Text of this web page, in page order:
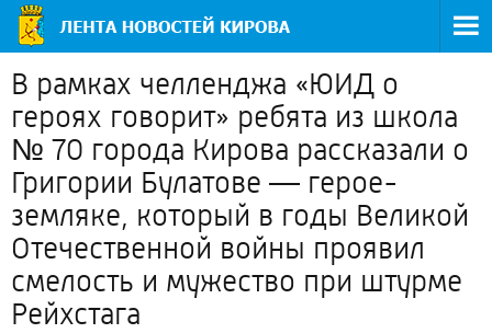
В рамках челленджа «ЮИД о
героях говорит» ребята из школа
№ 70 города Кирова рассказали о
Григории Булатове — герое-
земляке, который в годы Великой
Отечественной войны проявил
смелость и мужество при штурме
Рейхстага